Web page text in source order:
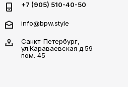
+7 (905) 510-40-50
info@bpw.style
Санкт-Петербург,
ул.Караваевская д.59
пом. 45